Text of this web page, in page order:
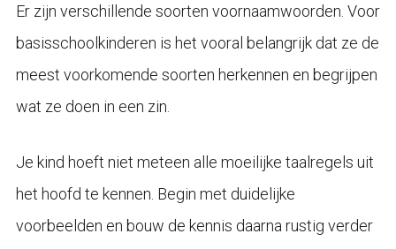
Er zijn verschillende soorten voornaamwoorden. Voor
basisschoolkinderen is het vooral belangrijk dat ze de
meest voorkomende soorten herkennen en begrijpen
wat ze doen in een zin.
Je kind hoeft niet meteen alle moeilijke taalregels uit
het hoofd te kennen. Begin met duidelijke
voorbeelden en bouw de kennis daarna rustig verder